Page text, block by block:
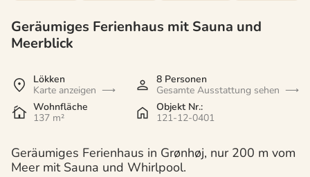
Geräumiges Ferienhaus mit Sauna und
Meerblick
Lökken
Karte anzeigen
8 Personen
Gesamte Ausstattung sehen
Wohnfläche
137 m²
Objekt Nr.:
121-12-0401
Geräumiges Ferienhaus in Grønhøj, nur 200 m vom
Meer mit Sauna und Whirlpool.